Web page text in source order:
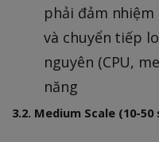
phải đảm
và chuyển tiếp
nguyên (CPU,
năng
3.2. Medium Scale (10-50